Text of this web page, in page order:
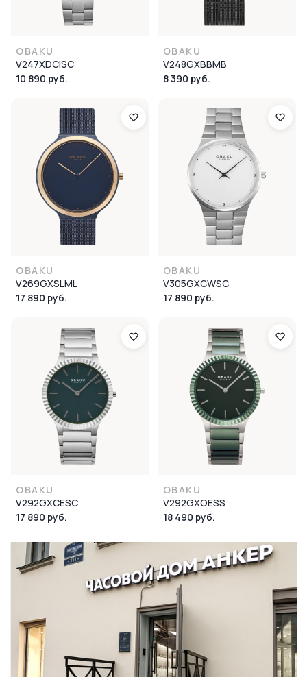
OBAKU
V247XDCISC
10 890 руб.
OBAKU
V248GXBBMB
8 390 руб.
OBAKU
V269GXSLML
17 890 руб.
OBAKU
V305GXCWSC
17 890 руб.
OBAKU
V292GXCESC
17 890 руб.
OBAKU
V292GXOESS
18 490 руб.